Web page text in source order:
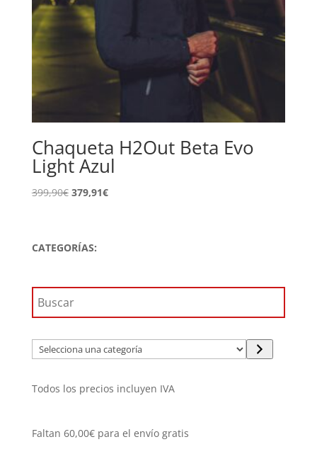
Chaqueta H2Out Beta Evo
Light Azul
399,90€ El
era:
379,91€El
CATEGORÍAS:
Selecciona
una
Todos los precios incluyen IVA
Faltan 60,00€para el envío gratis